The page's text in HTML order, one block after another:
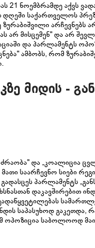
21 ნოემბრამდე აქვს
დღეში საქართველოს
არჩევნებს
არ მისცემენ" და არ
და პარლამენტს
ამბობს, რომ
მიდის -
და „კოალიცია
საარჩევნო სიები
პარლამენტს
დაკავშირებით
საპასუხოდ გაკეთდა,
ოპოზიცია საბოლოოდ